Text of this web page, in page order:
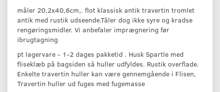
måler 20,2x40,6cm,. flot klassisk antik travertin tromlet
antik med rustik udseende.Tåler dog ikke syre og kradse
rengøringsmidler. Vi anbefaler imprægnering før
ibrugtagning
pt lagervare - 1-2 dages pakketid . Husk Spartle med
fliseklæb på bagsiden så huller udfyldes. Rustik overflade.
Enkelte travertin huller kan være gennemgående i Flisen,
Travertin huller ud fuges med fugemasse